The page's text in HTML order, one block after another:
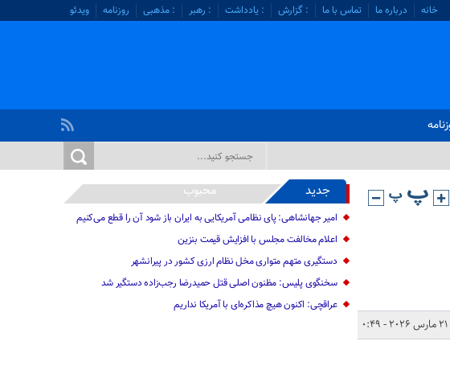
خانه درباره ما تماس با ما : گزارش : یادداشت : رهبر : مذهبی روزنامه ویدئو
جدید محبوب
امیر جهانشاهی: پای نظامی آمریکایی به ایران باز شود آن را قطع می‌کنیم
اعلام مخالفت مجلس با افزایش قیمت بنزین
دستگیری متهم متواری مخل نظام ارزی کشور در پیرانشهر
سخنگوی پلیس: مظنون اصلی قتل حمیدرضا رجب‌زاده دستگیر شد
عراقچی: اکنون هیچ مذاکره‌ای با آمریکا نداریم